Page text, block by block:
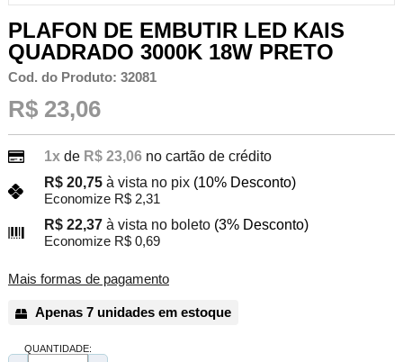
PLAFON DE EMBUTIR LED KAIS
QUADRADO 3000K 18W PRETO
Cod. do Produto: 32081
R$ 23,06
1xde R$ 23,06 no cartão de crédito
R$ 20,75 à vista no pix (10% Desconto)
Economize R$ 2,31
R$ 22,37 à vista no boleto (3% Desconto)
Economize R$ 0,69
Mais formas de pagamento
Apenas 7 unidades em estoque
QUANTIDADE: